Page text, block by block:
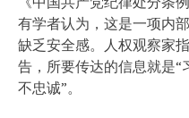
有学者认为，这是一项内
缺乏安全感。人权观察家
告，所要传达的信息就是
不忠诚”。